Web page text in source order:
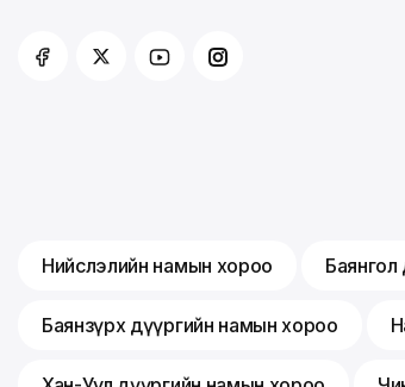
Нийслэлийн намын хороо
Баянзүрх дүүргийн намын хороо